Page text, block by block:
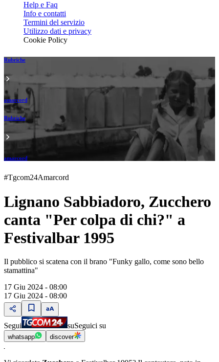
Help e Faq
Info e contatti
Termini del servizio
Utilizzo dati e privacy
Cookie Policy
Rubriche
amarcord
Rubriche
amarcord
#Tgcom24Amarcord
Lignano Sabbiadoro, Zucchero
canta "Per colpa di chi?" a
Festivalbar 1995
Il pubblico si scatena con il brano "Funky gallo, come sono bello
stamattina"
17 Giu 2024 - 08:00
17 Giu 2024 - 08:00
Segui suSeguici su
whatsapp discover